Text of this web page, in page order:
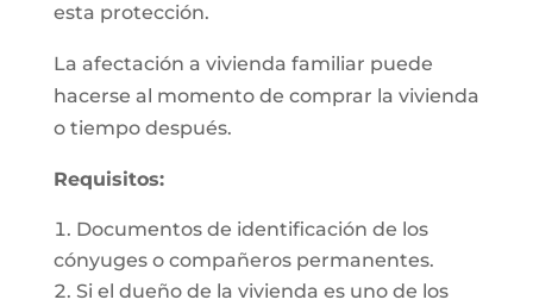
esta protección.
La afectación a vivienda familiar puede
hacerse al momento de comprar la vivienda
o tiempo después.
Requisitos:
Documentos de identificación de los
cónyuges o compañeros permanentes.
Si el dueño de la vivienda es uno de los